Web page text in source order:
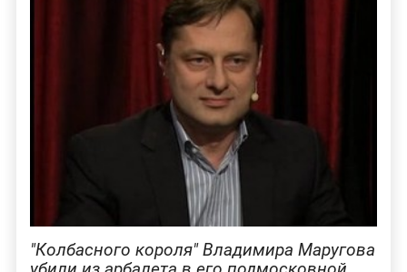
"Колбасного короля" Владимира Маругова